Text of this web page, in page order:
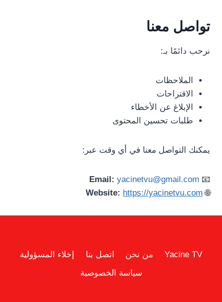
تواصل معنا
نرحب دائمًا بـ:
الملاحظات
الاقتراحات
الإبلاغ عن الأخطاء
طلبات تحسين المحتوى
يمكنك التواصل معنا في أي وقت عبر:
📧
Email: yacinetvu@gmail.com
🌐
Website: https://yacinetvu.com
Yacine TV من نحن اتصل بنا
إخلاء المسؤولية
سياسة الخصوصية